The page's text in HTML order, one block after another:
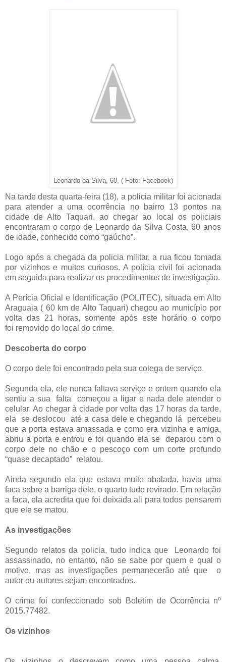
Leonardo da Silva, 60, ( Foto: Facebook)
Na tarde desta quarta-feira (18), a policia militar foi acionada
para atender a uma ocorrência no bairro 13 pontos na
cidade de Alto Taquari, ao chegar ao local os policiais
encontraram o corpo de Leonardo da Silva Costa, 60 anos
de idade, conhecido como “gaúcho”.
Logo após a chegada da policia militar, a rua ficou tomada
por vizinhos e muitos curiosos. A polícia civil foi acionada
em seguida para realizar os procedimentos de investigação.
A Perícia Oficial e Identificação (POLITEC), situada em Alto
Araguaia ( 60 km de Alto Taquari) chegou ao município por
volta das 21 horas, somente após este horário o corpo
foi removido do local do crime.
Descoberta do corpo
O corpo dele foi encontrado pela sua colega de serviço.
Segunda ela, ele nunca faltava serviço e ontem quando ela
sentiu a sua falta começou a ligar e nada dele atender o
celular. Ao chegar à cidade por volta das 17 horas da tarde,
ela se deslocou até a casa dele e chegando lá percebeu
que a porta estava amassada e como era vizinha e amiga,
abriu a porta e entrou e foi quando ela se deparou com o
corpo dele no chão e o pescoço com um corte profundo
“quase decaptado” relatou.
Ainda segundo ela que estava muito abalada, havia uma
faca sobre a barriga dele, o quarto tudo revirado. Em relação
a faca, ela acredita que foi deixada ali para todos pensarem
que ele se matou.
As investigações
Segundo relatos da policia, tudo indica que Leonardo foi
assassinado, no entanto, não se sabe por quem e qual o
motivo, mas as investigações permanecerão até que o
autor ou autores sejam encontrados.
O crime foi confeccionado sob Boletim de Ocorrência nº
2015.77482.
Os vizinhos